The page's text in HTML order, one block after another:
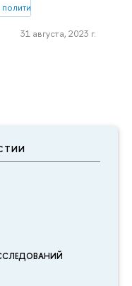
31 августа, 2023 г.